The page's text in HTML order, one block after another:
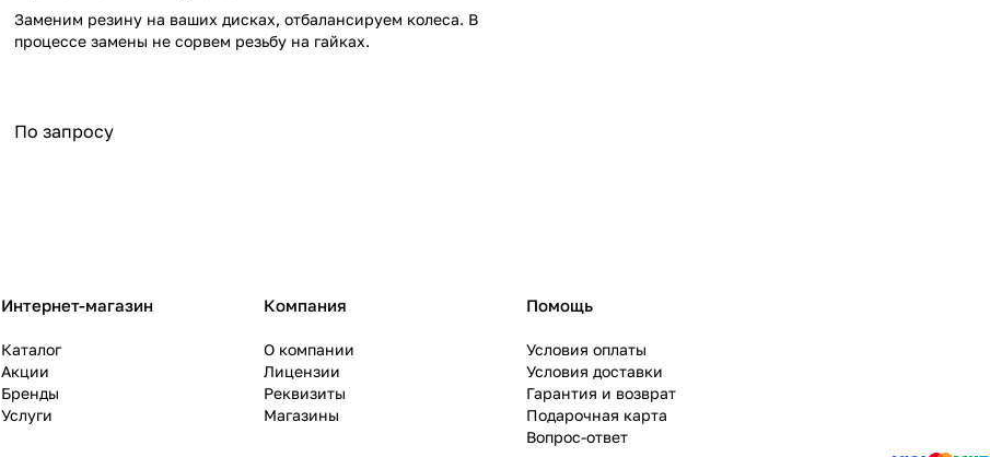
Заменим резину на ваших дисках, отбалансируем колеса. В
процессе замены не сорвем резьбу на гайках.
По запросу
Интернет-магазин
Каталог
Акции
Бренды
Услуги
Компания
О компании
Лицензии
Реквизиты
Магазины
Помощь
Условия оплаты
Условия доставки
Гарантия и возврат
Подарочная карта
Вопрос-ответ